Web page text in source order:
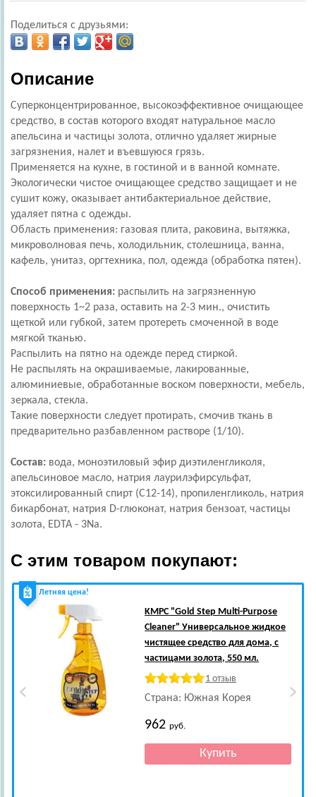
Поделиться с друзьями:
Описание
Суперконцентрированное, высокоэффективное очищающее
средство, в состав которого входят натуральное масло
апельсина и частицы золота, отлично удаляет жирные
загрязнения, налет и въевшуюся грязь.
Применяется на кухне, в гостиной и в ванной комнате.
Экологически чистое очищающее средство защищает и не
сушит кожу, оказывает антибактериальное действие,
удаляет пятна с одежды.
Область применения: газовая плита, раковина, вытяжка,
микроволновая печь, холодильник, столешница, ванна,
кафель, унитаз, оргтехника, пол, одежда (обработка пятен).
Способ применения: распылить на загрязненную
поверхность 1~2 раза, оставить на 2-3 мин., очистить
щеткой или губкой, затем протереть смоченной в воде
мягкой тканью.
Распылить на пятно на одежде перед стиркой.
Не распылять на окрашиваемые, лакированные,
алюминиевые, обработанные воском поверхности, мебель,
зеркала, стекла.
Такие поверхности следует протирать, смочив ткань в
предварительно разбавленном растворе (1/10).
Состав: вода, моноэтиловый эфир диэтиленгликоля,
апельсиновое масло, натрия лаурилэфирсульфат,
этоксилированный спирт (C12-14), пропиленгликоль, натрия
бикарбонат, натрия D-глюконат, натрия бензоат, частицы
золота, EDTA - 3Na.
С этим товаром покупают:
Летняя цена!
KMPC "Gold Step Multi-Purpose
Cleaner" Универсальное жидкое
чистящее средство для дома, с
частицами золота, 550 мл.
1 отзыв
Страна: Южная Корея
962руб.